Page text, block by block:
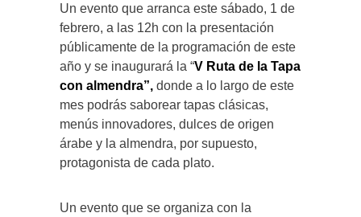
Un evento que arranca este sábado, 1 de
febrero, a las 12h con la presentación
públicamente de la programación de este
año y se inaugurará la “V Ruta de la Tapa
con almendra”, donde a lo largo de este
mes podrás saborear tapas clásicas,
menús innovadores, dulces de origen
árabe y la almendra, por supuesto,
protagonista de cada plato.
Un evento que se organiza con la